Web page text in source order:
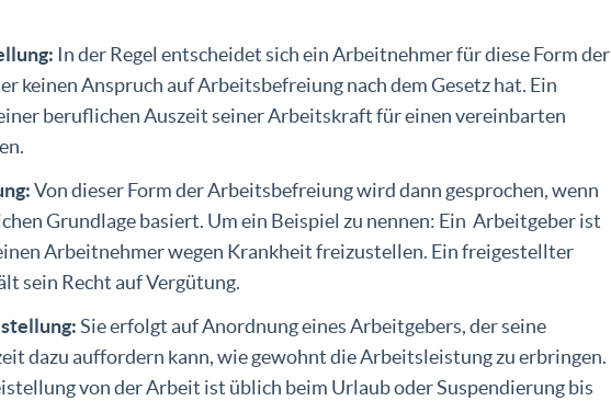
In der Regel entscheidet sich ein Arbeitnehmer für diese Form der
keinen Anspruch auf Arbeitsbefreiung nach dem Gesetz hat. Ein
beruflichen Auszeit seiner Arbeitskraft für einen vereinbarten
Von dieser Form der Arbeitsbefreiung wird dann gesprochen, wenn
Grundlage basiert. Um ein Beispiel zu nennen: Ein Arbeitgeber ist
Arbeitnehmer wegen Krankheit freizustellen. Ein freigestellter
sein Recht auf Vergütung.
Sie erfolgt auf Anordnung eines Arbeitgebers, der seine
dazu auffordern kann, wie gewohnt die Arbeitsleistung zu erbringen.
von der Arbeit ist üblich beim Urlaub oder Suspendierung bis